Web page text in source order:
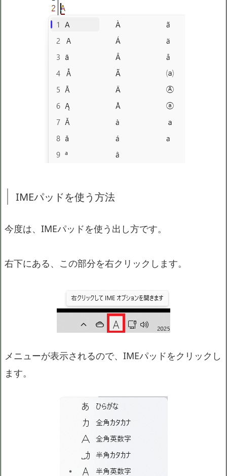
IMEパッドを使う方法
今度は、IMEパッドを使う出し方です。
右下にある、この部分を右クリックします。
メニューが表示されるので、IMEパッドをクリックし
ます。